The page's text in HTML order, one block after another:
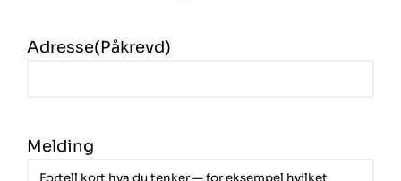
Adresse(Påkrevd)
Melding